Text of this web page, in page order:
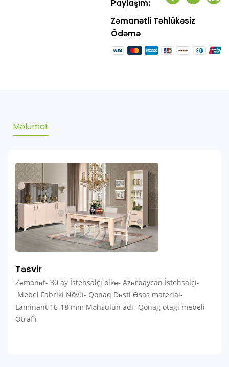
Paylaşım:
Zəmanətli Təhlükəsiz
Ödəmə
Məlumat
Təsvir
Zəmanət- 30 ay İstehsalçı ölkə- Azərbaycan İstehsalçı-
Mebel Fabriki Növü- Qonaq Dəsti Əsas material-
Laminant 16-18 mm Məhsulun adı- Qonag otagi mebeli
Ətraflı